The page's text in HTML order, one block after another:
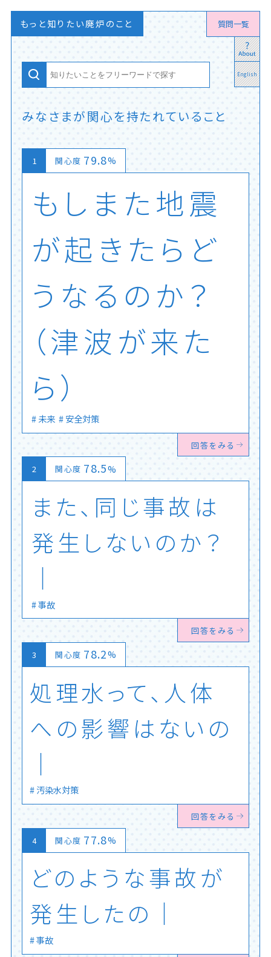
もっと知りたい廃炉のこと 質問一覧
English
みなさまが関心を持たれていること
関心度 79.8%
も し ま た地震
が起 き た ら ど
う な る の か ？
（津波 が来た
ら）
未来 安全対策
回答をみる
関心度 78.5%
ま た、 同 じ事故 は
発生 しな い のか ？
事故
回答をみる
関心度 78.2%
処理水って、 人 体
へ の影響 はな い の
か
汚染水対策
回答をみる
関心度 77.8%
どの よ う な事故が
発生 したの か
事故